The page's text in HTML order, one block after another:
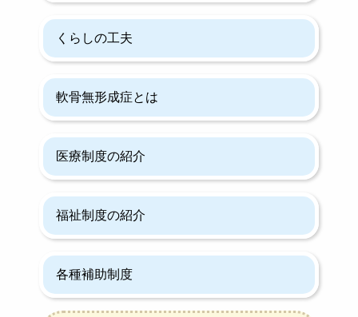
くらしの工夫
軟骨無形成症とは
医療制度の紹介
福祉制度の紹介
各種補助制度